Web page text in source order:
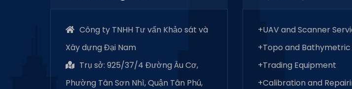
Công ty TNHH Tư vấn Khảo sát và
Xây dựng Đại Nam
Trụ sở: 925/37/4 Đường Âu Cơ,
Phường Tân Sơn Nhì, Quận Tân Phú,
+UAV and Scanner
+Topo and Bathymetric
+Trading Equipment
+Calibration and